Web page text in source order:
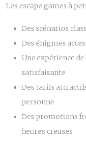
Les escape games à
Des scénarios
Des énigmes
Une expérience
satisfaisante
Des tarifs
personne
Des promotions
heures creuses